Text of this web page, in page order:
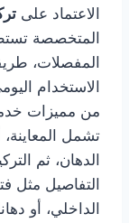
الاعتماد على
المتخصصة
المفصلات،
الاستخدام
من مميزات
تشمل
الدهان، ثم
التفاصيل مثل
الداخلي، أو